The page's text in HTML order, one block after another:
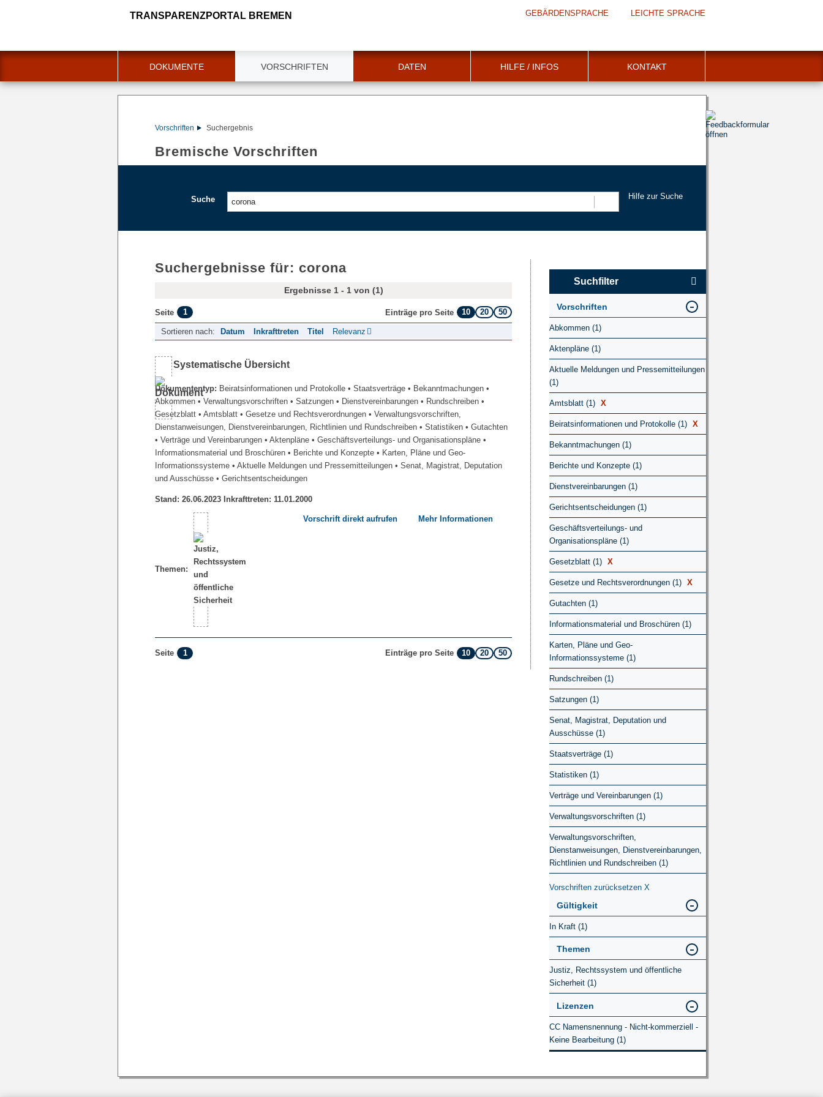
TRANSPARENZPORTAL BREMEN GEBÄRDENSPRACHE LEICHTE SPRACHE
DOKUMENTE VORSCHRIFTEN DATEN HILFE / INFOS KONTAKT
Vorschriften Suchergebnis
Bremische Vorschriften
Suche
Hilfe zur Suche
Suchergebnisse für: corona
Ergebnisse 1 - 1 von (1)
Seite 1 Einträge pro Seite 10 20 50
Sortieren nach: Datum Inkrafttreten Titel Relevanz
Systematische Übersicht
Dokumententyp: Beiratsinformationen und Protokolle • Staatsverträge • Bekanntmachungen •
Abkommen • Verwaltungsvorschriften • Satzungen • Dienstvereinbarungen • Rundschreiben •
Gesetzblatt • Amtsblatt • Gesetze und Rechtsverordnungen • Verwaltungsvorschriften,
Dienstanweisungen, Dienstvereinbarungen, Richtlinien und Rundschreiben • Statistiken • Gutachten
• Verträge und Vereinbarungen • Aktenpläne • Geschäftsverteilungs- und Organisationspläne •
Informationsmaterial und Broschüren • Berichte und Konzepte • Karten, Pläne und Geo-
Informationssysteme • Aktuelle Meldungen und Pressemitteilungen • Senat, Magistrat, Deputation
und Ausschüsse • Gerichtsentscheidungen
Stand: 26.06.2023 Inkrafttreten: 11.01.2000
Themen:
Vorschrift direkt aufrufen Mehr Informationen
Seite 1 Einträge pro Seite 10 20 50
Suchfilter
Vorschriften
Abkommen (1)
Aktenpläne (1)
Aktuelle Meldungen und Pressemitteilungen
(1)
Amtsblatt (1) X
Beiratsinformationen und Protokolle (1) X
Bekanntmachungen (1)
Berichte und Konzepte (1)
Dienstvereinbarungen (1)
Gerichtsentscheidungen (1)
Geschäftsverteilungs- und
Organisationspläne (1)
Gesetzblatt (1) X
Gesetze und Rechtsverordnungen (1) X
Gutachten (1)
Informationsmaterial und Broschüren (1)
Karten, Pläne und Geo-
Informationssysteme (1)
Rundschreiben (1)
Satzungen (1)
Senat, Magistrat, Deputation und
Ausschüsse (1)
Staatsverträge (1)
Statistiken (1)
Verträge und Vereinbarungen (1)
Verwaltungsvorschriften (1)
Verwaltungsvorschriften,
Dienstanweisungen, Dienstvereinbarungen,
Richtlinien und Rundschreiben (1)
Vorschriften zurücksetzen X
Gültigkeit
In Kraft (1)
Themen
Justiz, Rechtssystem und öffentliche
Sicherheit (1)
Lizenzen
CC Namensnennung - Nicht-kommerziell -
Keine Bearbeitung (1)